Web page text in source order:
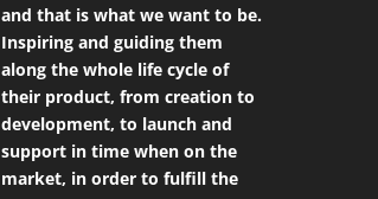
and that is what we want to be.
Inspiring and guiding them
along the whole life cycle of
their product, from creation to
development, to launch and
support in time when on the
market, in order to fulfill the